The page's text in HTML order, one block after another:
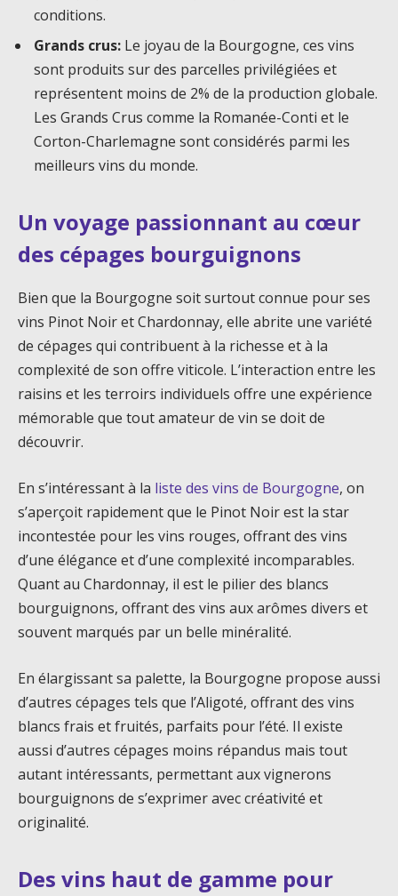
conditions.
Grands crus: Le joyau de la Bourgogne, ces vins
sont produits sur des parcelles privilégiées et
représentent moins de 2% de la production globale.
Les Grands Crus comme la Romanée-Conti et le
Corton-Charlemagne sont considérés parmi les
meilleurs vins du monde.
Un voyage passionnant au cœur
des cépages bourguignons
Bien que la Bourgogne soit surtout connue pour ses
vins Pinot Noir et Chardonnay, elle abrite une variété
de cépages qui contribuent à la richesse et à la
complexité de son offre viticole. L’interaction entre les
raisins et les terroirs individuels offre une expérience
mémorable que tout amateur de vin se doit de
découvrir.
En s’intéressant à la liste des vins de Bourgogne, on
s’aperçoit rapidement que le Pinot Noir est la star
incontestée pour les vins rouges, offrant des vins
d’une élégance et d’une complexité incomparables.
Quant au Chardonnay, il est le pilier des blancs
bourguignons, offrant des vins aux arômes divers et
souvent marqués par un belle minéralité.
En élargissant sa palette, la Bourgogne propose aussi
d’autres cépages tels que l’Aligoté, offrant des vins
blancs frais et fruités, parfaits pour l’été. Il existe
aussi d’autres cépages moins répandus mais tout
autant intéressants, permettant aux vignerons
bourguignons de s’exprimer avec créativité et
originalité.
Des vins haut de gamme pour